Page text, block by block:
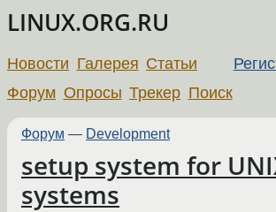
LINUX.ORG.RU
Новости Галерея Статьи
Форум Опросы Трекер Поиск
Форум — Development
setup system for
systems